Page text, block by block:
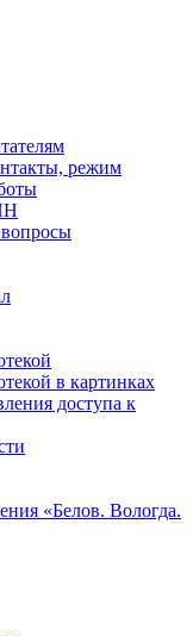
режим
в картинках
доступа к
«Белов. Вологда.